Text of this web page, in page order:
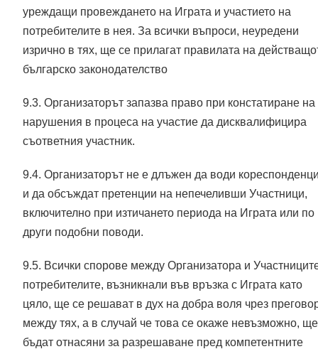
уреждащи провеждането на Играта и участието на
потребителите в нея. За всички въпроси, неуредени
изрично в тях, ще се прилагат правилата на
българско законодателство
9.3. Организаторът запазва право при констатиране на
нарушения в процеса на участие да дисквалифицира
съответния участник.
9.4. Организаторът не е длъжен да води
и да обсъждат претенции на непечеливши Участници,
включително при изтичането периода на Играта или по
други подобни поводи.
9.5. Всички спорове между Организатора и
потребителите, възникнали във връзка с Играта като
цяло, ще се решават в дух на добра воля чрез
между тях, а в случай че това се окаже невъзможно, ще
бъдат отнасяни за разрешаване пред компетентните